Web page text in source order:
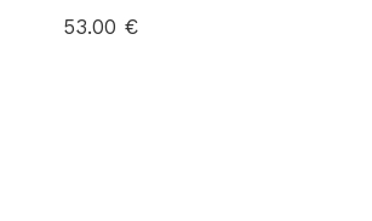
53.00 €